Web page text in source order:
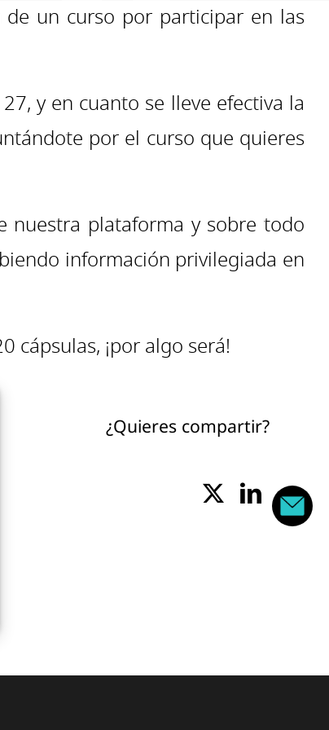
de un curso por participar en las
y en cuanto se lleve efectiva la
por el curso que quieres
nuestra plataforma y sobre todo
información privilegiada en
cápsulas, ¡por algo será!
¿Quieres compartir?